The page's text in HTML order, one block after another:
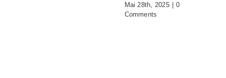
Mai 28th, 2025 | 0
Comments